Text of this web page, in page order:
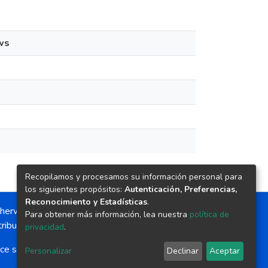
noted, the item license is described as:
NonCommercial-NoDerivs 4.0 License
softwarecopyright © 2002-2026 LYRASIS
Send Feedback
Recopilamos y procesamos su información personal para
los siguientes propósitos: Autenticación, Preferencias,
Reconocimiento y Estadísticas.
Para obtener más información, lea nuestra política de
privacidad.
Personalizar Declinar Aceptar